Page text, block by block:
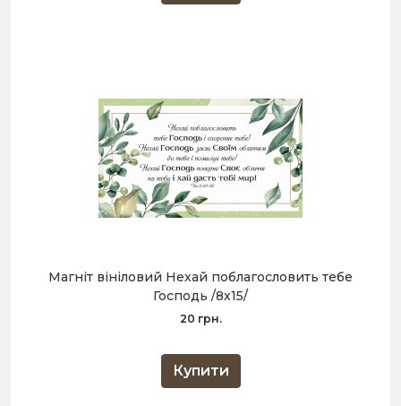
Магніт вініловий Нехай поблагословить тебе
Господь /8х15/
20 грн.
Купити